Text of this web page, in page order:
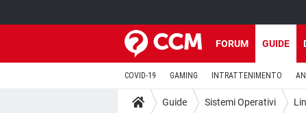
FORUM GUIDE
COVID-19 GAMING INTRATTENIMENTO
Guide Sistemi Operativi